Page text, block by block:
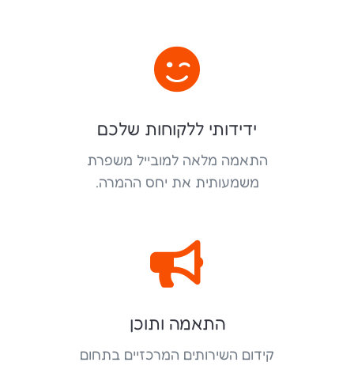

ידידותי ללקוחות שלכם
התאמה מלאה למובייל משפרת
משמעותית את יחס ההמרה.

התאמה ותוכן
קידום השירותים המרכזיים בתחום